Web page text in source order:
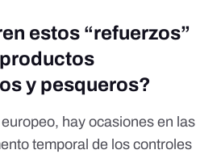
estos “refuerzos”
y pesqueros?
, hay ocasiones en las
temporal de los controles